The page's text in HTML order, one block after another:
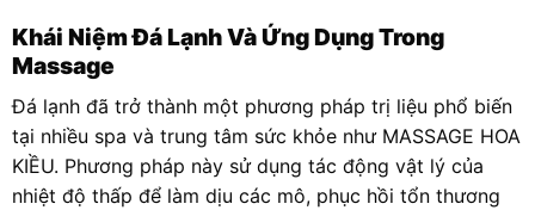
Khái Niệm Đá Lạnh Và Ứng Dụng Trong
Massage
Đá lạnh đã trở thành một phương pháp trị liệu phổ biến
tại nhiều spa và trung tâm sức khỏe như MASSAGE HOA
KIỀU. Phương pháp này sử dụng tác động vật lý của
nhiệt độ thấp để làm dịu các mô, phục hồi tổn thương